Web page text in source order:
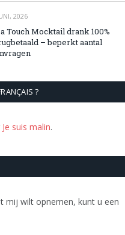
2026
Touch Mocktail drank 100%
– beperkt aantal
?
Je suis malin.
mij wilt opnemen, kunt u een